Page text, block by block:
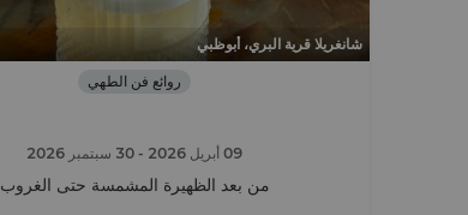
شانغريلا قرية البري، أبوظبي
روائع فن الطهي
09 أبريل 2026 - 30 سبتمبر 2026
من بعد الظهيرة المشمسة حتى الغروب